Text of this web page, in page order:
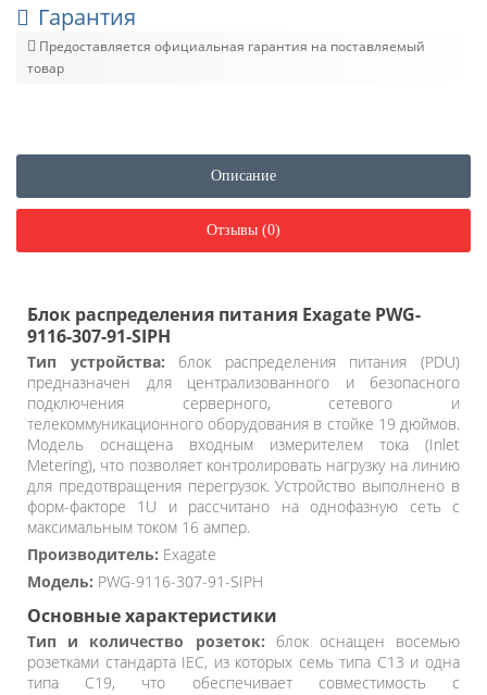
Гарантия
Предоставляется официальная гарантия на поставляемый
товар
Описание
Отзывы (0)
Блок распределения питания Exagate PWG-
9116-307-91-SIPH
Тип устройства: блок распределения питания (PDU)
предназначен для централизованного и безопасного
подключения серверного, сетевого и
телекоммуникационного оборудования в стойке 19 дюймов.
Модель оснащена входным измерителем тока (Inlet
Metering), что позволяет контролировать нагрузку на линию
для предотвращения перегрузок. Устройство выполнено в
форм-факторе 1U и рассчитано на однофазную сеть с
максимальным током 16 ампер.
Производитель: Exagate
Модель: PWG-9116-307-91-SIPH
Основные характеристики
Тип и количество розеток: блок оснащен восемью
розетками стандарта IEC, из которых семь типа C13 и одна
типа C19, что обеспечивает совместимость с